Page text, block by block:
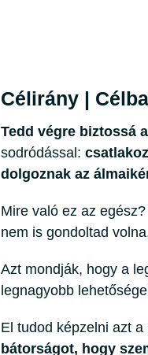
Célirány |
Tedd végre biztossá
sodródással:
dolgoznak az
Mire való ez az
nem is gondoltad
Azt mondják, hogy a
legnagyobb
El tudod képzelni azt
bátorságot, hogy